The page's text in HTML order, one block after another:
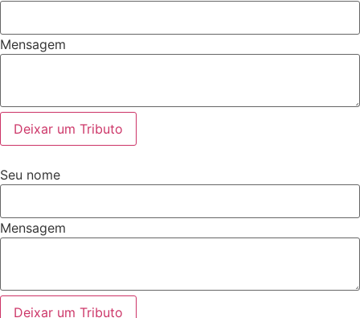
Mensagem
Deixar um Tributo
Seu nome
Mensagem
Deixar um Tributo